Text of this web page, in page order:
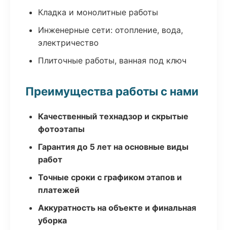
Кладка и монолитные работы
Инженерные сети: отопление, вода,
электричество
Плиточные работы, ванная под ключ
Преимущества работы с нами
Качественный технадзор и скрытые
фотоэтапы
Гарантия до 5 лет на основные виды
работ
Точные сроки с графиком этапов и
платежей
Аккуратность на объекте и финальная
уборка